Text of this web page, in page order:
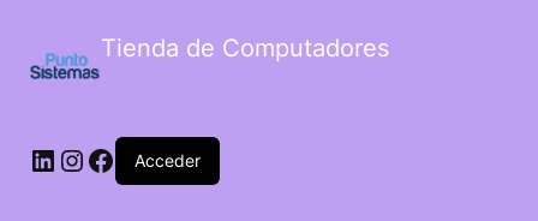
Tienda de Computadores
Acceder